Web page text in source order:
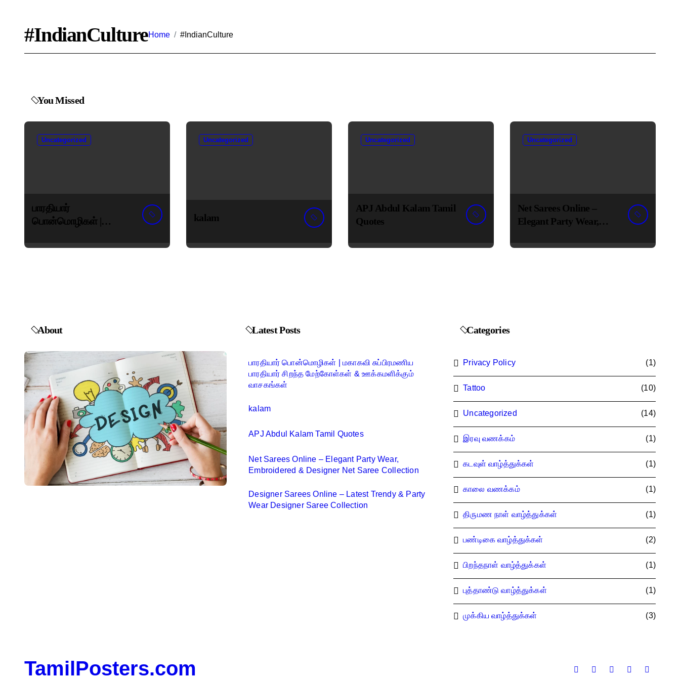
#IndianCultureHome #IndianCulture
You Missed
Uncategorized
பாரதியார்
பொன்மொழிகள் |
பாரதியார் சிறந்த
Uncategorized
kalam
Uncategorized
APJ Abdul Kalam Tamil
Quotes
Uncategorized
Net Sarees Online –
Elegant Party Wear,
Designer Net Saree
About Latest Posts
பாரதியார் பொன்மொழிகள் | மகாகவி சுப்பிரமணிய
பாரதியார் சிறந்த மேற்கோள்கள் & ஊக்கமளிக்கும்
வாசகங்கள்
kalam
APJ Abdul Kalam Tamil Quotes
Net Sarees Online – Elegant Party Wear,
Embroidered & Designer Net Saree Collection
Designer Sarees Online – Latest Trendy & Party
Wear Designer Saree Collection
Categories
Privacy Policy (1)
Tattoo (10)
Uncategorized (14)
இரவு வணக்கம் (1)
கடவுள் வாழ்த்துக்கள் (1)
காலை வணக்கம் (1)
திருமண நாள் வாழ்த்துக்கள் (1)
பண்டிகை வாழ்த்துக்கள் (2)
பிறந்தநாள் வாழ்த்துக்கள் (1)
புத்தாண்டு வாழ்த்துக்கள் (1)
முக்கிய வாழ்த்துக்கள் (3)
TamilPosters.com